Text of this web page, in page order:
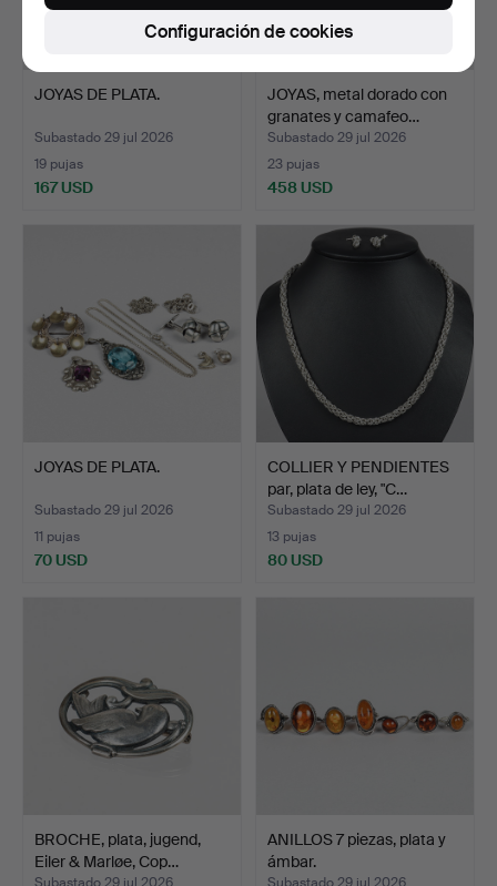
JOYAS DE PLATA.
Subastado 29 jul 2026
19 pujas
167 USD
JOYAS, metal dorado con
granates y camafeo…
Subastado 29 jul 2026
23 pujas
458 USD
JOYAS DE PLATA.
Subastado 29 jul 2026
11 pujas
70 USD
COLLIER Y PENDIENTES
par, plata de ley, "C…
Subastado 29 jul 2026
13 pujas
80 USD
BROCHE, plata, jugend,
Eiler & Marløe, Cop…
ANILLOS 7 piezas, plata y
ámbar.
Configuración de cookies